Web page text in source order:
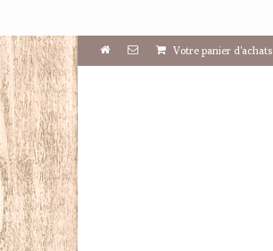
Votre panier d'achats